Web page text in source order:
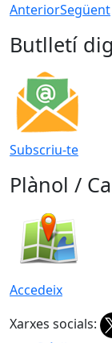
AnteriorSegüent
Butlletí
Subscriu-te
Plànol /
Accedeix
Xarxes socials: